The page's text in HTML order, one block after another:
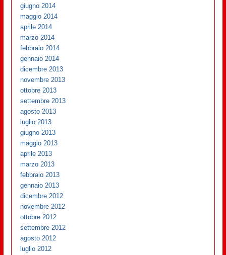
giugno 2014
maggio 2014
aprile 2014
marzo 2014
febbraio 2014
gennaio 2014
dicembre 2013
novembre 2013
ottobre 2013
settembre 2013
agosto 2013
luglio 2013
giugno 2013
maggio 2013
aprile 2013
marzo 2013
febbraio 2013
gennaio 2013
dicembre 2012
novembre 2012
ottobre 2012
settembre 2012
agosto 2012
luglio 2012